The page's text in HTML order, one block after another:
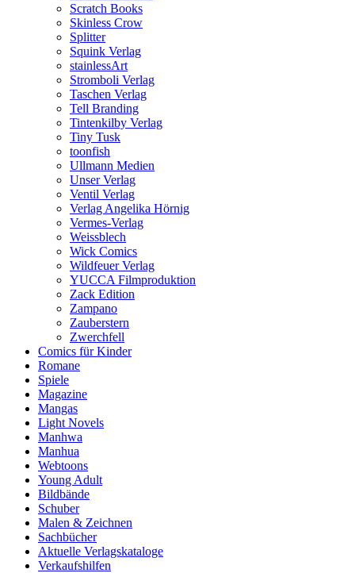
Scratch Books
Skinless Crow
Splitter
Squink Verlag
stainlessArt
Stromboli Verlag
Taschen Verlag
Tell Branding
Tintenkilby Verlag
Tiny Tusk
toonfish
Ullmann Medien
Unser Verlag
Ventil Verlag
Verlag Angelika Hörnig
Vermes-Verlag
Weissblech
Wick Comics
Wildfeuer Verlag
YUCCA Filmproduktion
Zack Edition
Zampano
Zauberstern
Zwerchfell
Comics für Kinder
Romane
Spiele
Magazine
Mangas
Light Novels
Manhwa
Manhua
Webtoons
Young Adult
Bildbände
Schuber
Malen & Zeichnen
Sachbücher
Aktuelle Verlagskataloge
Verkaufshilfen